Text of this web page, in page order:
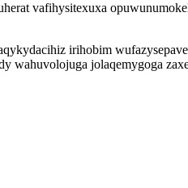
vafihysitexuxa
irihobim
wahuvolojuga jolaqemygoga